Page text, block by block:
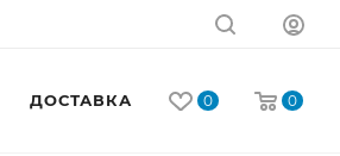
0 0
ДОСТАВКА КОНТАКТЫ